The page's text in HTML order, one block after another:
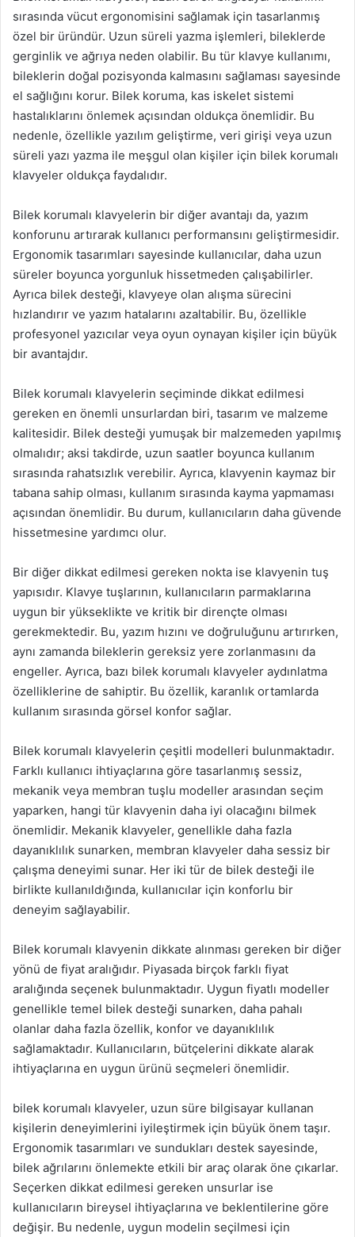
sırasında vücut ergonomisini sağlamak için tasarlanmış
özel bir üründür. Uzun süreli yazma işlemleri, bileklerde
gerginlik ve ağrıya neden olabilir. Bu tür klavye kullanımı,
bileklerin doğal pozisyonda kalmasını sağlaması sayesinde
el sağlığını korur. Bilek koruma, kas iskelet sistemi
hastalıklarını önlemek açısından oldukça önemlidir. Bu
nedenle, özellikle yazılım geliştirme, veri girişi veya uzun
süreli yazı yazma ile meşgul olan kişiler için bilek korumalı
klavyeler oldukça faydalıdır.
Bilek korumalı klavyelerin bir diğer avantajı da, yazım
konforunu artırarak kullanıcı performansını geliştirmesidir.
Ergonomik tasarımları sayesinde kullanıcılar, daha uzun
süreler boyunca yorgunluk hissetmeden çalışabilirler.
Ayrıca bilek desteği, klavyeye olan alışma sürecini
hızlandırır ve yazım hatalarını azaltabilir. Bu, özellikle
profesyonel yazıcılar veya oyun oynayan kişiler için büyük
bir avantajdır.
Bilek korumalı klavyelerin seçiminde dikkat edilmesi
gereken en önemli unsurlardan biri, tasarım ve malzeme
kalitesidir. Bilek desteği yumuşak bir malzemeden yapılmış
olmalıdır; aksi takdirde, uzun saatler boyunca kullanım
sırasında rahatsızlık verebilir. Ayrıca, klavyenin kaymaz bir
tabana sahip olması, kullanım sırasında kayma yapmaması
açısından önemlidir. Bu durum, kullanıcıların daha güvende
hissetmesine yardımcı olur.
Bir diğer dikkat edilmesi gereken nokta ise klavyenin tuş
yapısıdır. Klavye tuşlarının, kullanıcıların parmaklarına
uygun bir yükseklikte ve kritik bir dirençte olması
gerekmektedir. Bu, yazım hızını ve doğruluğunu artırırken,
aynı zamanda bileklerin gereksiz yere zorlanmasını da
engeller. Ayrıca, bazı bilek korumalı klavyeler aydınlatma
özelliklerine de sahiptir. Bu özellik, karanlık ortamlarda
kullanım sırasında görsel konfor sağlar.
Bilek korumalı klavyelerin çeşitli modelleri bulunmaktadır.
Farklı kullanıcı ihtiyaçlarına göre tasarlanmış sessiz,
mekanik veya membran tuşlu modeller arasından seçim
yaparken, hangi tür klavyenin daha iyi olacağını bilmek
önemlidir. Mekanik klavyeler, genellikle daha fazla
dayanıklılık sunarken, membran klavyeler daha sessiz bir
çalışma deneyimi sunar. Her iki tür de bilek desteği ile
birlikte kullanıldığında, kullanıcılar için konforlu bir
deneyim sağlayabilir.
Bilek korumalı klavyenin dikkate alınması gereken bir diğer
yönü de fiyat aralığıdır. Piyasada birçok farklı fiyat
aralığında seçenek bulunmaktadır. Uygun fiyatlı modeller
genellikle temel bilek desteği sunarken, daha pahalı
olanlar daha fazla özellik, konfor ve dayanıklılık
sağlamaktadır. Kullanıcıların, bütçelerini dikkate alarak
ihtiyaçlarına en uygun ürünü seçmeleri önemlidir.
bilek korumalı klavyeler, uzun süre bilgisayar kullanan
kişilerin deneyimlerini iyileştirmek için büyük önem taşır.
Ergonomik tasarımları ve sundukları destek sayesinde,
bilek ağrılarını önlemekte etkili bir araç olarak öne çıkarlar.
Seçerken dikkat edilmesi gereken unsurlar ise
kullanıcıların bireysel ihtiyaçlarına ve beklentilerine göre
değişir. Bu nedenle, uygun modelin seçilmesi için